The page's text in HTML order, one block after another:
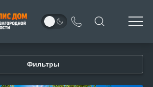
Фильтры